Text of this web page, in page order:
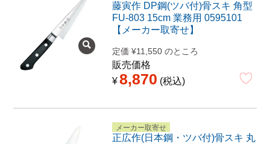
藤寅作 DP鋼(ツバ付)骨スキ 角型
FU-803 15cm 業務用 0595101
【メーカー取寄せ】
定価 ¥11,550 のところ
販売価格
¥8,870 税込
メーカー取寄せ
正広作(日本鋼・ツバ付)骨スキ 丸